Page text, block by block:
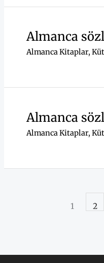
Almanca
Almanca Kitaplar,
Almanca
Almanca Kitaplar,
1 2